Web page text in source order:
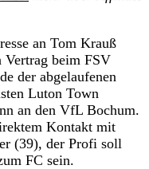
an Tom Krauß
beim FSV
der abgelaufenen
Luton Town
an den VfL Bochum.
Kontakt mit
(39), der Profi soll
FC sein.